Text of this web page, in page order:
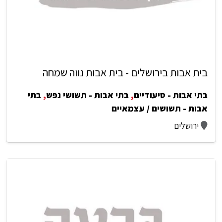
בית אבות בירושלים - בית אבות נווה שמחה
בתי אבות - סיעודיים, בתי אבות - תשושי נפש, בתי
אבות - תשושים / עצמאיים
ירושלים